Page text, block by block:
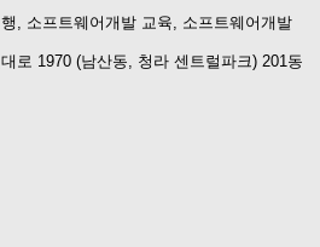
, 소프트웨어개발 교육, 소프트웨어개발
로 1970 (남산동, 청라 센트럴파크) 201동